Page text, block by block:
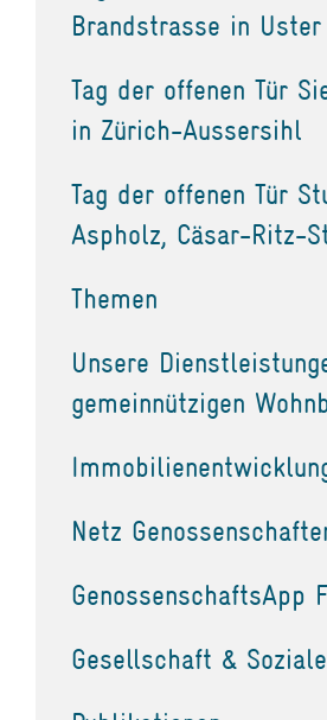
Brandstrasse in Uster
Tag der offenen Tür
in Zürich-Aussersihl
Tag der offenen Tür
Aspholz, Cäsar-Ritz-
Themen
Unsere
gemeinnützigen
Netz
GenossenschaftsApp
Gesellschaft &